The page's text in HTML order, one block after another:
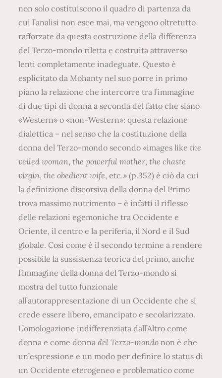
non solo costituiscono il quadro di partenza da
cui l’analisi non esce mai, ma vengono oltretutto
rafforzate da questa costruzione della differenza
del Terzo-mondo riletta e costruita attraverso
lenti completamente inadeguate. Questo è
esplicitato da Mohanty nel suo porre in primo
piano la relazione che intercorre tra l’immagine
di due tipi di donna a seconda del fatto che siano
«Western» o «non-Western»: questa relazione
dialettica – nel senso che la costituzione della
donna del Terzo-mondo secondo «images likethe
veiled woman,the powerful mother,the chaste
virgin, the obedient wife, etc.» (p.352) è ciò da cui
la definizione discorsiva della donna del Primo
trova massimo nutrimento – è infatti il riflesso
delle relazioni egemoniche tra Occidente e
Oriente, il centro e la periferia, il Nord e il Sud
globale. Così come è il secondo termine a rendere
possibile la sussistenza teorica del primo, anche
l’immagine della donna del Terzo-mondo si
mostra del tutto funzionale
all’autorappresentazione di un Occidente che si
crede essere libero, emancipato e secolarizzato.
L’omologazione indifferenziata dall’Altro come
donna e come donnadel Terzo-mondo non è che
un’espressione e un modo per definire lo status di
un Occidente eterogeneo e problematico come